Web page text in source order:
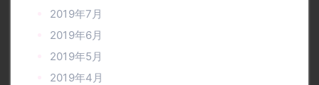
2019年7月
2019年6月
2019年5月
2019年4月